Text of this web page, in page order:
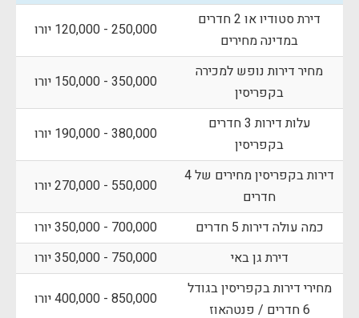
דירת סטודיו או 2 חדרים
במדינה מחירים
250,000 - 120,000 יורו
מחיר דירות נופש למכירה
בקפריסין
350,000 - 150,000 יורו
עלות דירות 3 חדרים
בקפריסין
380,000 - 190,000 יורו
דירות בקפריסין מחירים של 4
חדרים
550,000 - 270,000 יורו
כמה עולה דירות 5 חדרים
700,000 - 350,000 יורו
דירת גן באי
750,000 - 350,000 יורו
מחירי דירות בקפריסין בגודל
6 חדרים / פנטהאוז
850,000 - 400,000 יורו